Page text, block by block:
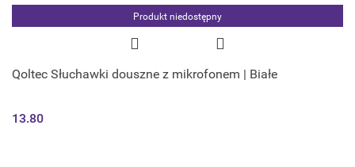
Produkt niedostępny
Qoltec Słuchawki douszne z mikrofonem | Białe
13.80